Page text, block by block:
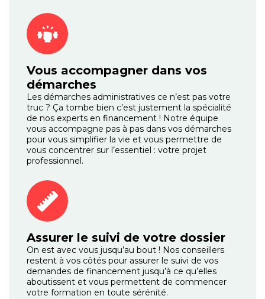
Vous accompagner dans vos
démarches
Les démarches administratives ce n’est pas votre
truc ? Ça tombe bien c’est justement la spécialité
de nos experts en financement ! Notre équipe
vous accompagne pas à pas dans vos démarches
pour vous simplifier la vie et vous permettre de
vous concentrer sur l’essentiel : votre projet
professionnel.
Assurer le suivi de votre dossier
On est avec vous jusqu’au bout ! Nos conseillers
restent à vos côtés pour assurer le suivi de vos
demandes de financement jusqu’à ce qu’elles
aboutissent et vous permettent de commencer
votre formation en toute sérénité.